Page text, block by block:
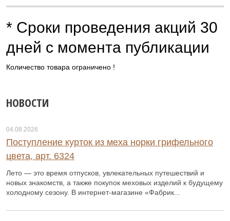
* Сроки проведения акций 30
дней с момента публикации
Количество товара ограничено !
НОВОСТИ
04.08.2026
Поступление курток из меха норки грифельного
цвета, арт. 6324
Лето — это время отпусков, увлекательных путешествий и
новых знакомств, а также покупок меховых изделий к будущему
холодному сезону. В интернет-магазине «Фабрик...